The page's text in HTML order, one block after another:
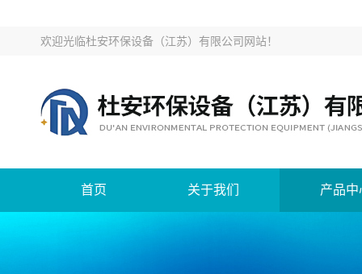
欢迎光临杜安环保设备（江苏）有限公司网站！
首页 关于我们 产品中